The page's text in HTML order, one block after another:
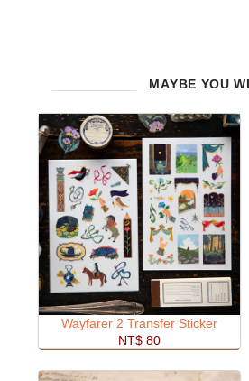
MAYBE YOU
Wayfarer 2 Transfer Sticker
NT$ 80